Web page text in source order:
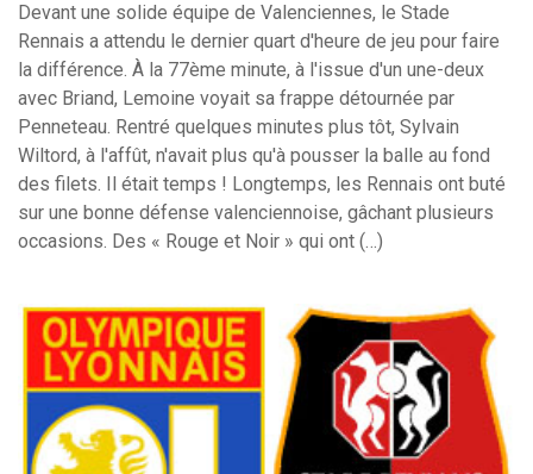
Devant une solide équipe de Valenciennes, le Stade
Rennais a attendu le dernier quart d'heure de jeu pour faire
la différence. À la 77ème minute, à l'issue d'un une-deux
avec Briand, Lemoine voyait sa frappe détournée par
Penneteau. Rentré quelques minutes plus tôt, Sylvain
Wiltord, à l'affût, n'avait plus qu'à pousser la balle au fond
des filets. Il était temps ! Longtemps, les Rennais ont buté
sur une bonne défense valenciennoise, gâchant plusieurs
occasions. Des « Rouge et Noir » qui ont (…)